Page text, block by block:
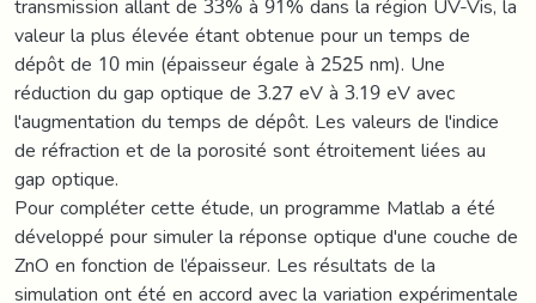
valeur la plus élevée étant obtenue pour un temps de
dépôt de 10 min (épaisseur égale à 2525 nm). Une
réduction du gap optique de 3.27 eV à 3.19 eV avec
l'augmentation du temps de dépôt. Les valeurs de l'indice
de réfraction et de la porosité sont étroitement liées au
gap optique.
Pour compléter cette étude, un programme Matlab a été
développé pour simuler la réponse optique d'une couche de
ZnO en fonction de l’épaisseur. Les résultats de la
simulation ont été en accord avec la variation expérimentale